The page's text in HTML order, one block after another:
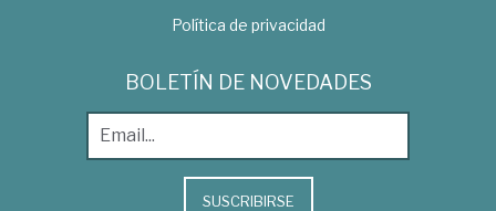
Política de privacidad
BOLETÍN DE NOVEDADES
SUSCRIBIRSE